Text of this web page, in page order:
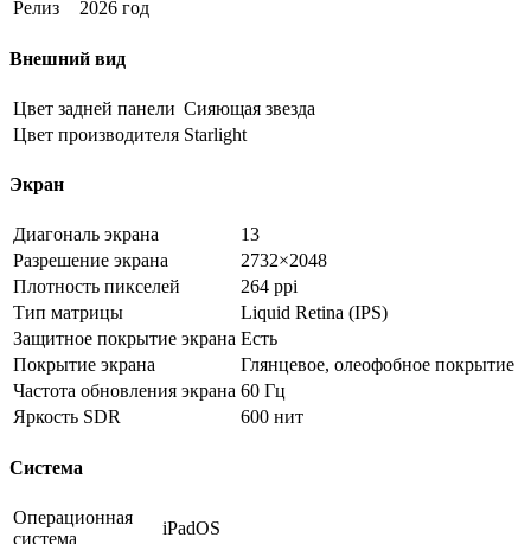
Релиз
2026 год
Внешний вид
Цвет задней панели Сияющая звезда
Цвет производителя Starlight
Экран
Диагональ экрана
13
Разрешение экрана
2732×2048
Плотность пикселей
264 ppi
Тип матрицы
Liquid Retina (IPS)
Защитное покрытие экрана Есть
Покрытие экрана
Глянцевое, олеофобное покрытие
Частота обновления экрана 60 Гц
Яркость SDR
600 нит
Система
Операционная
система
iPadOS